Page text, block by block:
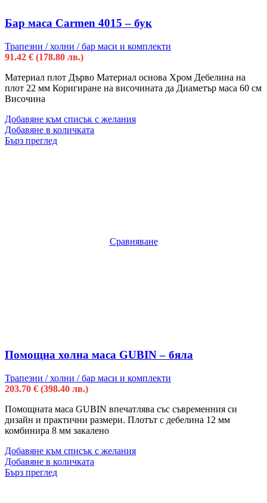
Бар маса Carmen 4015 – бук
Трапезни / холни / бар маси и комплекти
91.42 € (178.80 лв.)
Материал плот Дърво Материал основа Хром Дебелина на
плот 22 мм Коригиране на височината да Диаметър маса 60 см
Височина
Добавяне към списък с желания
Добавяне в количката
Бърз преглед
Сравняване
Помощна холна маса GUBIN – бяла
Трапезни / холни / бар маси и комплекти
203.70 € (398.40 лв.)
Помощната маса GUBIN впечатлява със съвременния си
дизайн и практични размери. Плотът с дебелина 12 мм
комбинира 8 мм закалено
Добавяне към списък с желания
Добавяне в количката
Бърз преглед